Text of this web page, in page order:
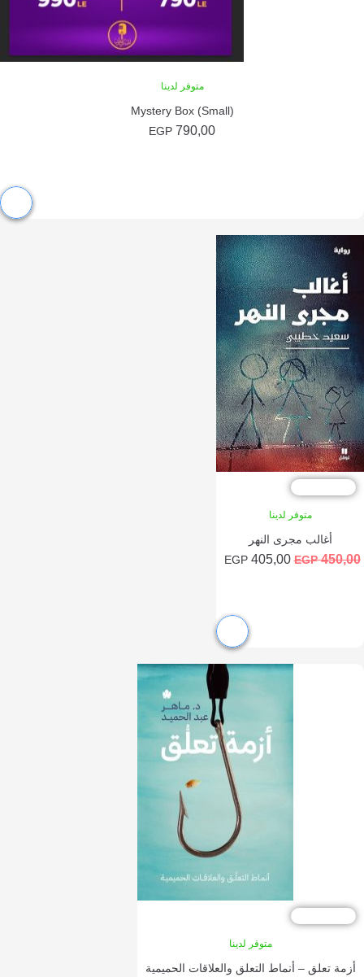
متوفر لدينا
Mystery Box (Small)
790,00
EGP
متوفر لدينا
أغالب مجرى النهر
EGPالسعر
405,00
EGP السعر
متوفر لدينا
تعلق – أنماط التعلق والعلاقات الحميمية